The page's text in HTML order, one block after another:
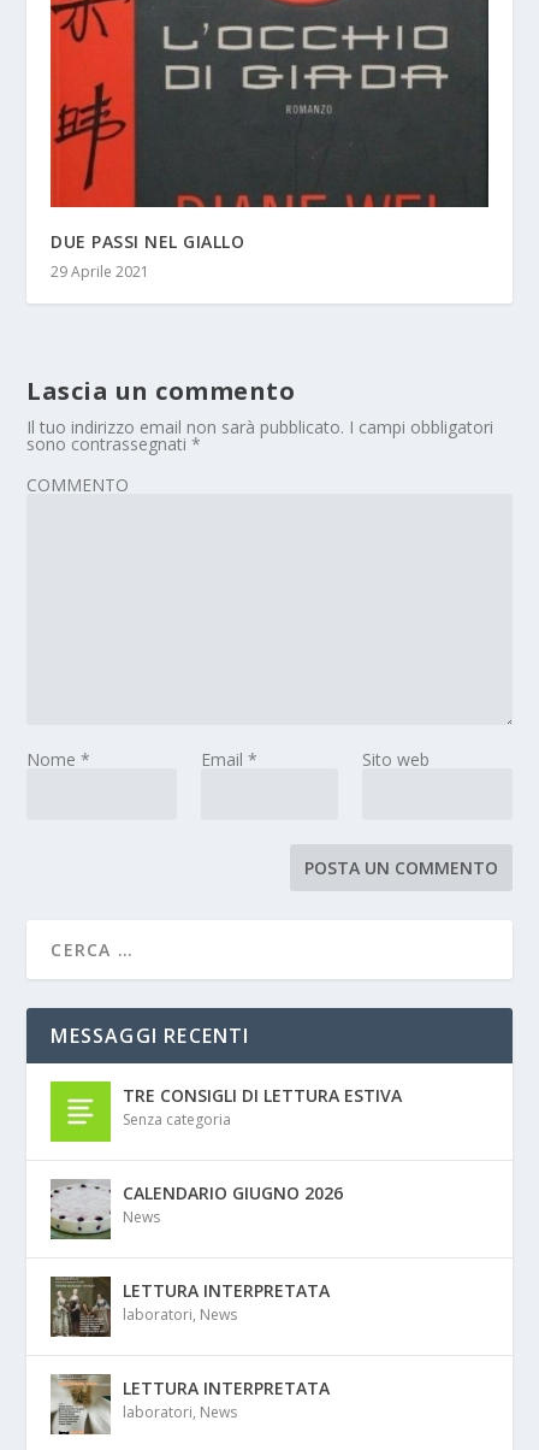
DUE PASSI NEL GIALLO
29 Aprile 2021
Lascia un commento
Il tuo indirizzo email non sarà pubblicato. I campi obbligatori
sono contrassegnati*
COMMENTO
Nome* Email * Sito web
MESSAGGI RECENTI
TRE CONSIGLI DI LETTURA ESTIVA
Senza categoria
CALENDARIO GIUGNO 2026
News
LETTURA INTERPRETATA
laboratori, News
LETTURA INTERPRETATA
laboratori, News